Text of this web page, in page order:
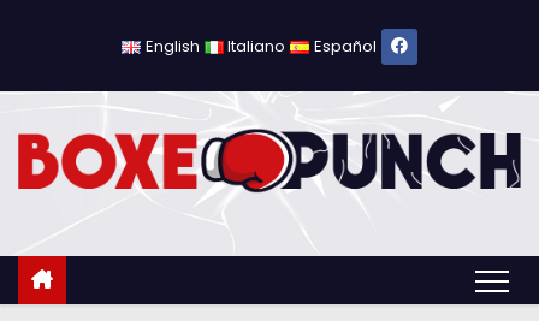
c
English Italiano Español